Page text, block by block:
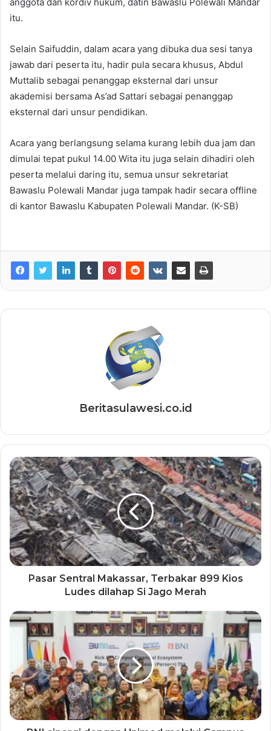
anggota dan kordiv hukum, datin Bawaslu Polewali Mandar
itu.
Selain Saifuddin, dalam acara yang dibuka dua sesi tanya
jawab dari peserta itu, hadir pula secara khusus, Abdul
Muttalib sebagai penanggap eksternal dari unsur
akademisi bersama As’ad Sattari sebagai penanggap
eksternal dari unsur pendidikan.
Acara yang berlangsung selama kurang lebih dua jam dan
dimulai tepat pukul 14.00 Wita itu juga selain dihadiri oleh
peserta melalui daring itu, semua unsur sekretariat
Bawaslu Polewali Mandar juga tampak hadir secara offline
di kantor Bawaslu Kabupaten Polewali Mandar. (K-SB)
Beritasulawesi.co.id
Pasar Sentral Makassar, Terbakar 899 Kios
Ludes dilahap Si Jago Merah